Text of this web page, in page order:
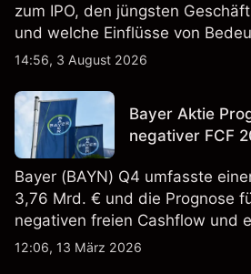
zum IPO, den jüngsten
und welche Einflüsse von
14:56, 3 August 2026
Bayer Aktie
negativer FCF
Bayer (BAYN) Q4 umfasste
3,76 Mrd. € und die Prognose
negativen freien Cashflow und
EBITDA von 9,6–10,1 Mrd. € hin.
12:06, 13 März 2026